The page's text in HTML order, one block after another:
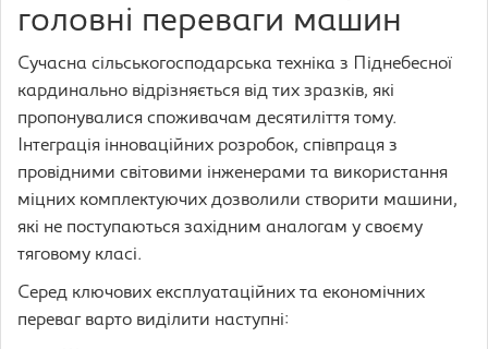
головні переваги машин
Сучасна сільськогосподарська техніка з Піднебесної
кардинально відрізняється від тих зразків, які
пропонувалися споживачам десятиліття тому.
Інтеграція інноваційних розробок, співпраця з
провідними світовими інженерами та використання
міцних комплектуючих дозволили створити машини,
які не поступаються західним аналогам у своєму
тяговому класі.
Серед ключових експлуатаційних та економічних
переваг варто виділити наступні: